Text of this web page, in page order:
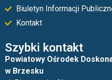
Biuletyn Informacji
Kontakt
Szybki kontakt
Powiatowy Ośrodek
w Brzesku